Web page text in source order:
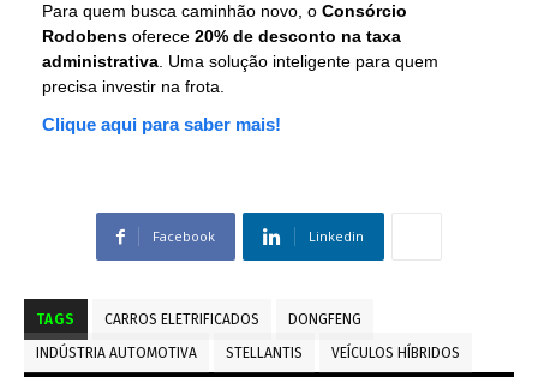
Para quem busca caminhão novo, o Consórcio
Rodobens oferece 20% de desconto na taxa
administrativa. Uma solução inteligente para quem
precisa investir na frota.
Clique aqui para saber mais!
Facebook Linkedin
TAGS CARROS ELETRIFICADOS
DONGFENG
INDÚSTRIA AUTOMOTIVA
STELLANTIS VEÍCULOS HÍBRIDOS